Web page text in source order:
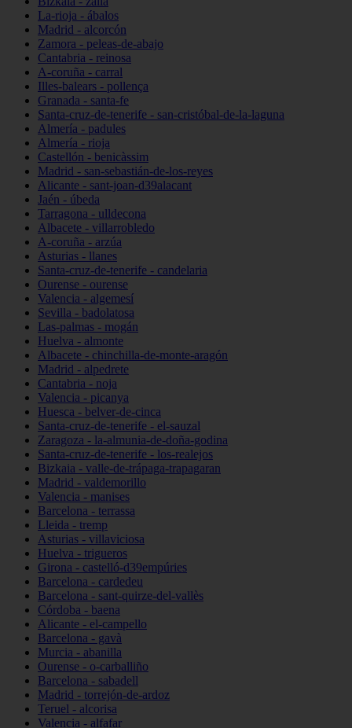
La-rioja - ábalos
Madrid - alcorcón
Zamora - peleas-de-abajo
Cantabria - reinosa
A-coruña - carral
Illes-balears - pollença
Granada - santa-fe
Santa-cruz-de-tenerife - san-cristóbal-de-la-laguna
Almería - padules
Almería - rioja
Castellón - benicàssim
Madrid - san-sebastián-de-los-reyes
Alicante - sant-joan-d39alacant
Jaén - úbeda
Tarragona - ulldecona
Albacete - villarrobledo
A-coruña - arzúa
Asturias - llanes
Santa-cruz-de-tenerife - candelaria
Ourense - ourense
Valencia - algemesí
Sevilla - badolatosa
Las-palmas - mogán
Huelva - almonte
Albacete - chinchilla-de-monte-aragón
Madrid - alpedrete
Cantabria - noja
Valencia - picanya
Huesca - belver-de-cinca
Santa-cruz-de-tenerife - el-sauzal
Zaragoza - la-almunia-de-doña-godina
Santa-cruz-de-tenerife - los-realejos
Bizkaia - valle-de-trápaga-trapagaran
Madrid - valdemorillo
Valencia - manises
Barcelona - terrassa
Lleida - tremp
Asturias - villaviciosa
Huelva - trigueros
Girona - castelló-d39empúries
Barcelona - cardedeu
Barcelona - sant-quirze-del-vallès
Córdoba - baena
Alicante - el-campello
Barcelona - gavà
Murcia - abanilla
Ourense - o-carballiño
Barcelona - sabadell
Madrid - torrejón-de-ardoz
Teruel - alcorisa
Valencia - alfafar